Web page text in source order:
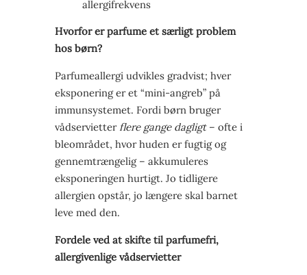
allergifrekvens
Hvorfor er parfume et særligt problem
hos børn?
Parfumeallergi udvikles gradvist; hver
eksponering er et “mini-angreb” på
immunsystemet. Fordi børn bruger
vådservietter flere gange dagligt– ofte i
bleområdet, hvor huden er fugtig og
gennemtrængelig – akkumuleres
eksponeringen hurtigt. Jo tidligere
allergien opstår, jo længere skal barnet
leve med den.
Fordele ved at skifte til parfumefri,
allergivenlige vådservietter